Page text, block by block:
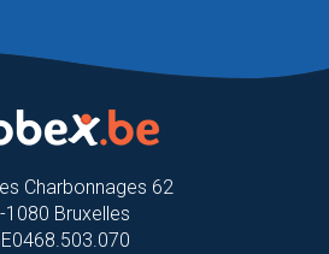
Charbonnages 62
1080 Bruxelles